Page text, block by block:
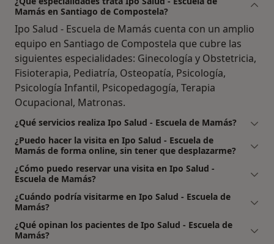
Mamás en Santiago de Compostela?
Ipo Salud - Escuela de Mamás cuenta con un amplio
equipo en Santiago de Compostela que cubre las
siguientes especialidades: Ginecología y Obstetricia,
Fisioterapia, Pediatría, Osteopatía, Psicología,
Psicología Infantil, Psicopedagogía, Terapia
Ocupacional, Matronas.
¿Qué servicios realiza Ipo Salud - Escuela de Mamás?
¿Puedo hacer la visita en Ipo Salud - Escuela de
Mamás de forma online, sin tener que desplazarme?
¿Cómo puedo reservar una visita en Ipo Salud -
Escuela de Mamás?
¿Cuándo podría visitarme en Ipo Salud - Escuela de
Mamás?
¿Qué opinan los pacientes de Ipo Salud - Escuela de
Mamás?